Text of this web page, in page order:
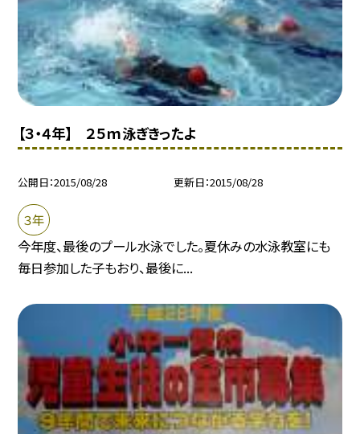
【３・４年】 ２５ｍ泳ぎきったよ
公開日 2015/08/28 更新日 2015/08/28
３年
今年度、最後のプール水泳でした。夏休みの水泳教室にも
毎日参加した子もおり、最後に...